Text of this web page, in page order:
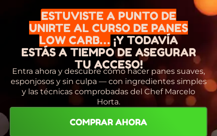
ESTUVISTE A PUNTO DE
UNIRTE AL CURSO DE PANES
LOW CARB… ¡Y TODAVÍA
ESTÁS A TIEMPO DE ASEGURAR
TU ACCESO!
Entra ahora y descubre cómo hacer panes suaves,
esponjosos y sin culpa — con ingredientes simples
y las técnicas comprobadas del Chef Marcelo
Horta.
COMPRAR AHORA